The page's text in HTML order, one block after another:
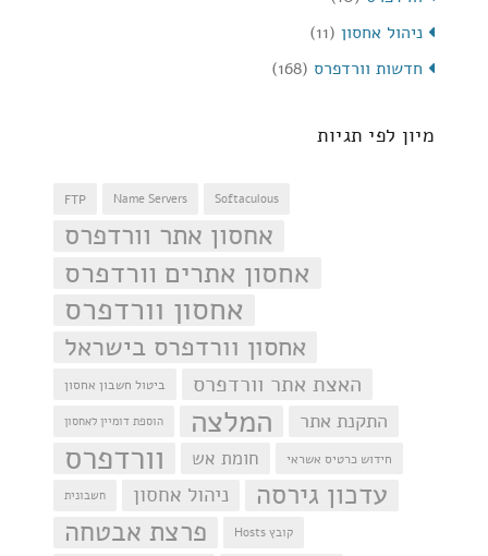
ניהול אחסון (11)
חדשות וורדפרס (168)
מיון לפי תגיות
FTP Name Servers Softaculous
אחסון אתר וורדפרס
אחסון אתרים וורדפרס
אחסון וורדפרס
אחסון וורדפרס בישראל
ביטול חשבון אחסון האצת אתר וורדפרס
הוספת דומיין לאחסון המלצה התקנת אתר
וורדפרס חומת אש חידוש כרטיס אשראי
חשבונית ניהול אחסון
עדכון גירסה
פרצת אבטחה
קובץ Hosts